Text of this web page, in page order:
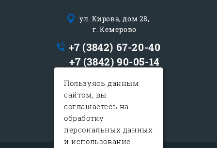
ул. Кирова, дом 28,
г. Кемерово
+7 (3842) 67-20-40
+7 (3842) 90-05-14
с 9:00 до 19:00
в субботу с 10:00-15:00
воскресенье - выходной
Пользуясь данным
сайтом, вы
соглашаетесь на
обработку
персональных данных
и использование